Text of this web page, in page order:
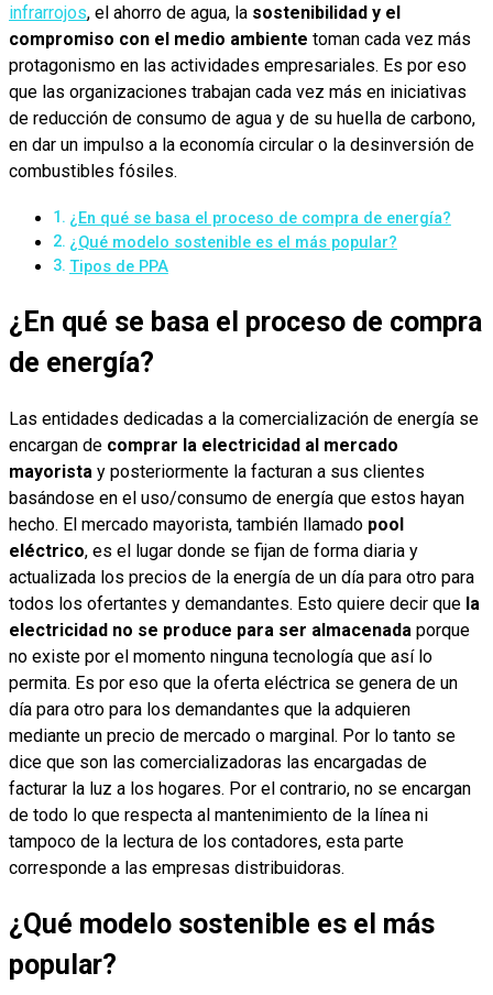
infrarrojos, el ahorro de agua, la sostenibilidad y el
compromiso con el medio ambiente toman cada vez más
protagonismo en las actividades empresariales. Es por eso
que las organizaciones trabajan cada vez más en iniciativas
de reducción de consumo de agua y de su huella de carbono,
en dar un impulso a la economía circular o la desinversión de
combustibles fósiles.
¿En qué se basa el proceso de compra de energía?
¿Qué modelo sostenible es el más popular?
Tipos de PPA
¿En qué se basa el proceso de compra
de energía?
Las entidades dedicadas a la comercialización de energía se
encargan de comprar la electricidad al mercado
mayorista y posteriormente la facturan a sus clientes
basándose en el uso/consumo de energía que estos hayan
hecho. El mercado mayorista, también llamado pool
eléctrico, es el lugar donde se fijan de forma diaria y
actualizada los precios de la energía de un día para otro para
todos los ofertantes y demandantes. Esto quiere decir que la
electricidad no se produce para ser almacenada porque
no existe por el momento ninguna tecnología que así lo
permita. Es por eso que la oferta eléctrica se genera de un
día para otro para los demandantes que la adquieren
mediante un precio de mercado o marginal. Por lo tanto se
dice que son las comercializadoras las encargadas de
facturar la luz a los hogares. Por el contrario, no se encargan
de todo lo que respecta al mantenimiento de la línea ni
tampoco de la lectura de los contadores, esta parte
corresponde a las empresas distribuidoras.
¿Qué modelo sostenible es el más
popular?